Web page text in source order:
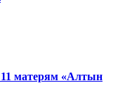
матерям «Алтын